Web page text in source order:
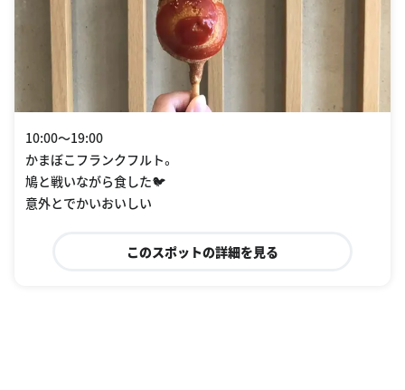
10:00〜19:00
かまぼこフランクフルト。
鳩と戦いながら食した🐦
意外とでかいおいしい
このスポットの詳細を見る